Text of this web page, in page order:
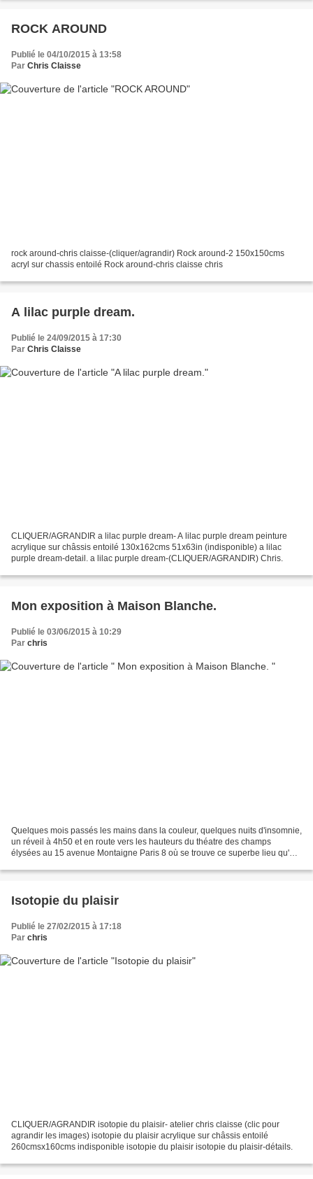
ROCK AROUND
Publié le 04/10/2015 à 13:58
Par Chris Claisse
rock around-chris claisse-(cliquer/agrandir) Rock around-2 150x150cms
acryl sur chassis entoilé Rock around-chris claisse chris
A lilac purple dream.
Publié le 24/09/2015 à 17:30
Par Chris Claisse
CLIQUER/AGRANDIR a lilac purple dream- A lilac purple dream peinture
acrylique sur châssis entoilé 130x162cms 51x63in (indisponible) a lilac
purple dream-detail. a lilac purple dream-(CLIQUER/AGRANDIR) Chris.
Mon exposition à Maison Blanche.
Publié le 03/06/2015 à 10:29
Par chris
Quelques mois passés les mains dans la couleur, quelques nuits d'insomnie,
un réveil à 4h50 et en route vers les hauteurs du théatre des champs
élysées au 15 avenue Montaigne Paris 8 où se trouve ce superbe lieu qu'est
Isotopie du plaisir
Publié le 27/02/2015 à 17:18
Par chris
CLIQUER/AGRANDIR isotopie du plaisir- atelier chris claisse (clic pour
agrandir les images) isotopie du plaisir acrylique sur châssis entoilé
260cmsx160cms indisponible isotopie du plaisir isotopie du plaisir-détails.